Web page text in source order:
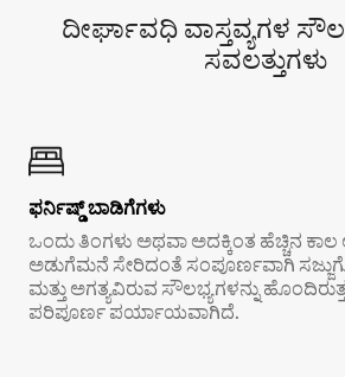
ದೀರ್ಘಾವಧಿ ವಾಸ್ತವ್ಯಗಳ
ಸವಲತ್ತುಗಳು
ಫರ್ನಿಷ್ಡ್ ಬಾಡಿಗೆಗಳು
ಒಂದು ತಿಂಗಳು ಅಥವಾ ಅದಕ್ಕಿಂತ ಹೆಚ್ಚಿನ
ಅಡುಗೆಮನೆ ಸೇರಿದಂತೆ ಸಂಪೂರ್ಣವಾಗಿ
ಮತ್ತು ಅಗತ್ಯವಿರುವ ಸೌಲಭ್ಯಗಳನ್ನು
ಪರಿಪೂರ್ಣ ಪರ್ಯಾಯವಾಗಿದೆ.